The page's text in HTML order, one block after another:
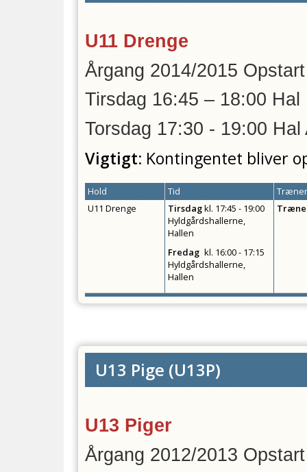
U11 Drenge
Årgang 2014/2015
Tirsdag 16:45 – 18:00 Hal
Torsdag 17:30 - 19:00 Hal
Vigtigt: Kontingentet bliver
Hold Tid
U11 Drenge
Tirsdagkl. 17:45 - 19:00
Hyldgårdshallerne,
Hallen
Fredag kl. 16:00 - 17:15
Hyldgårdshallerne,
Hallen
U13 Pige (U13P)
U13 Piger
Årgang 2012/2013